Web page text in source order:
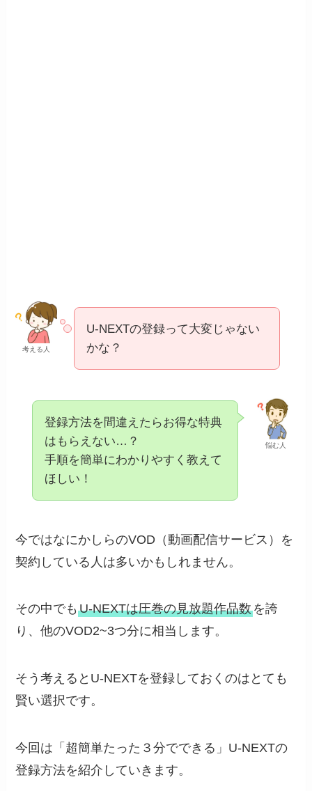
考える人
U-NEXTの登録って大変じゃない
かな？
悩む人
登録方法を間違えたらお得な特典
はもらえない…？
手順を簡単にわかりやすく教えて
ほしい！
今ではなにかしらのVOD（動画配信サービス）を
契約している人は多いかもしれません。
その中でもU-NEXTは圧巻の見放題作品数を誇
り、他のVOD2~3つ分に相当します。
そう考えるとU-NEXTを登録しておくのはとても
賢い選択です。
今回は「超簡単たった３分でできる」U-NEXTの
登録方法を紹介していきます。